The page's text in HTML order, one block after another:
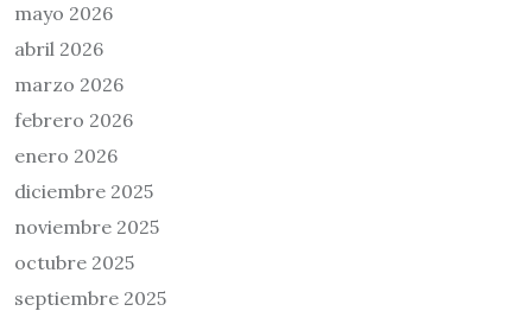
mayo 2026
abril 2026
marzo 2026
febrero 2026
enero 2026
diciembre 2025
noviembre 2025
octubre 2025
septiembre 2025